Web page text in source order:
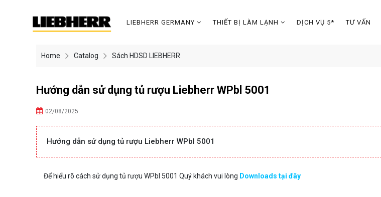
LIEBHERR GERMANY THIẾT BỊ LÀM LẠNH DỊCH VỤ 5* TƯ VẤN
Home Catalog Sách HDSD LIEBHERR
Hướng dẫn sử dụng tủ rượu Liebherr WPbl 5001
02/08/2025
Hướng dẫn sử dụng tủ rượu Liebherr WPbl 5001
Để hiểu rõ cách sử dụng tủ rượu WPbl 5001 Quý khách vui lòng Downloads tại đây